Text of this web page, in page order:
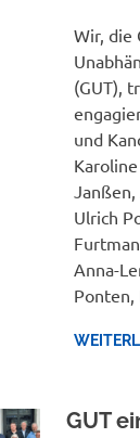
Wir, die
(GUT),
und
Ulrich
Anna-
GUT